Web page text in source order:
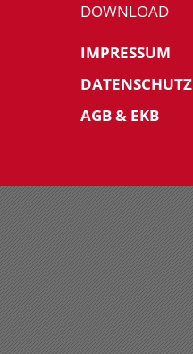
DOWNLOAD
IMPRESSUM
DATENSCHUTZ
AGB & EKB